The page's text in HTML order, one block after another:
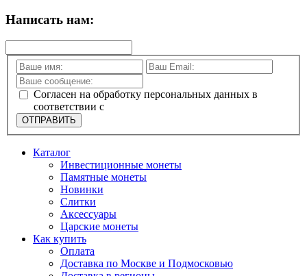
Написать нам:
Согласен на обработку персональных данных в
соответствии с
ОТПРАВИТЬ
Каталог
Инвестиционные монеты
Памятные монеты
Новинки
Слитки
Аксессуары
Царские монеты
Как купить
Оплата
Доставка по Москве и Подмосковью